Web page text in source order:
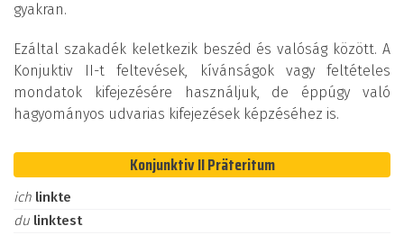
gyakran.
Ezáltal szakadék keletkezik beszéd és valóság között. A
Konjuktiv II-t feltevések, kívánságok vagy feltételes
mondatok kifejezésére használjuk, de éppúgy való
hagyományos udvarias kifejezések képzéséhez is.
Konjunktiv II Präteritum
ich linkte
du linktest